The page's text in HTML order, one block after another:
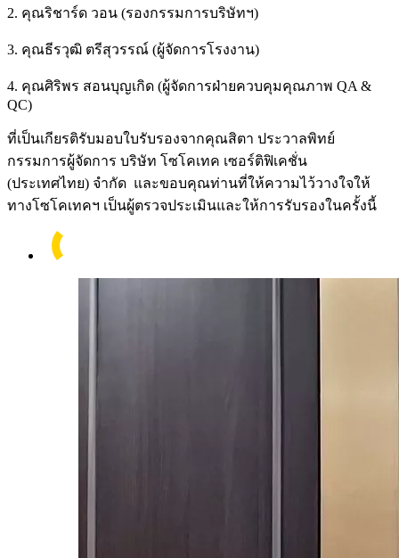
2. คุณริชาร์ด วอน (รองกรรมการบริษัทฯ)
3. คุณธีรวุฒิ ตรีสุวรรณ์ (ผู้จัดการโรงงาน)
4. คุณศิริพร สอนบุญเกิด (ผู้จัดการฝ่ายควบคุมคุณภาพ QA &
QC)
ที่เป็นเกียรติรับมอบใบรับรองจากคุณสิตา ประวาลพิทย์
กรรมการผู้จัดการ บริษัท โซโคเทค เซอร์ติฟิเคชั่น
(ประเทศไทย) จำกัด และขอบคุณท่านที่ให้ความไว้วางใจให้
ทางโซโคเทคฯ เป็นผู้ตรวจประเมินและให้การรับรองในครั้งนี้